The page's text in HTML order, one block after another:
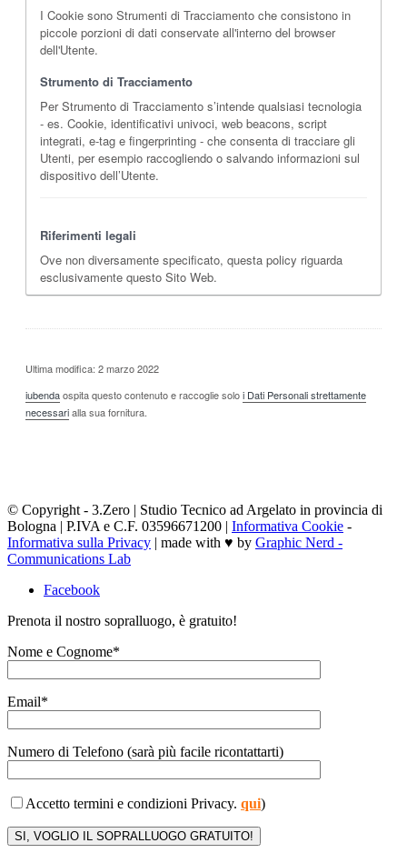
I Cookie sono Strumenti di Tracciamento che consistono in
piccole porzioni di dati conservate all'interno del browser
dell'Utente.
Strumento di Tracciamento
Per Strumento di Tracciamento s’intende qualsiasi tecnologia
- es. Cookie, identificativi univoci, web beacons, script
integrati, e-tag e fingerprinting - che consenta di tracciare gli
Utenti, per esempio raccogliendo o salvando informazioni sul
dispositivo dell’Utente.
Riferimenti legali
Ove non diversamente specificato, questa policy riguarda
esclusivamente questo Sito Web.
Ultima modifica: 2 marzo 2022
iubendaospita questo contenuto e raccoglie soloi Dati Personali strettamente
necessarialla sua fornitura.
© Copyright - 3.Zero | Studio Tecnico ad Argelato in provincia di
Bologna | P.IVA e C.F. 03596671200 | Informativa Cookie -
Informativa sulla Privacy | made with ♥ by Graphic Nerd -
Communications Lab
Facebook
Prenota il nostro sopralluogo, è gratuito!
Nome e Cognome*
Email*
Numero di Telefono (sarà più facile ricontattarti)
Accetto termini e condizioni Privacy. qui)